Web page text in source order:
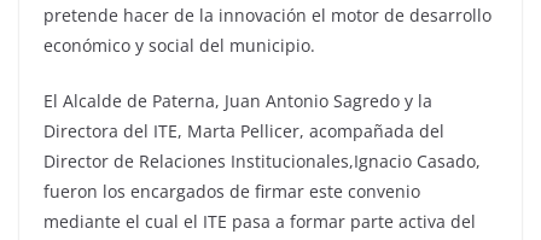
pretende hacer de la innovación el motor de desarrollo
económico y social del municipio.
El Alcalde de Paterna, Juan Antonio Sagredo y la
Directora del ITE, Marta Pellicer, acompañada del
Director de Relaciones Institucionales,Ignacio Casado,
fueron los encargados de firmar este convenio
mediante el cual el ITE pasa a formar parte activa del